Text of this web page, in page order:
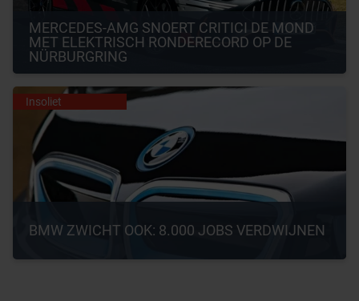
MERCEDES-AMG SNOERT CRITICI DE MOND
MET ELEKTRISCH RONDERECORD OP DE
NÜRBURGRING
Insoliet
BMW ZWICHT OOK: 8.000 JOBS VERDWIJNEN